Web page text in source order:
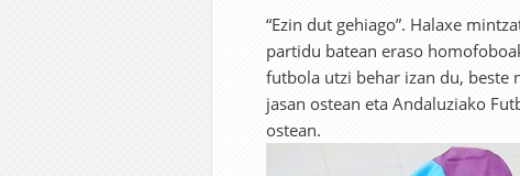
“Ezin dut gehiago”. Halaxe
partidu batean eraso
futbola utzi behar izan du, beste
jasan ostean eta Andaluziako
ostean.